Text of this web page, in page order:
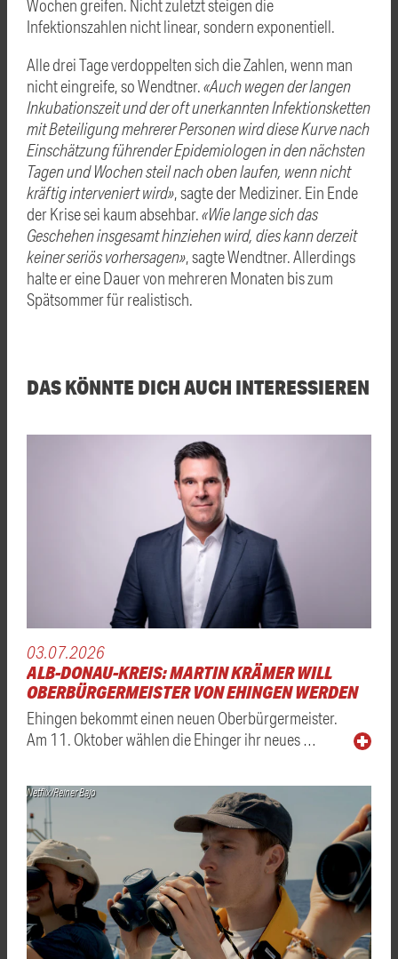
Wochen greifen. Nicht zuletzt steigen die
Infektionszahlen nicht linear, sondern exponentiell.
Alle drei Tage verdoppelten sich die Zahlen, wenn man
nicht eingreife, so Wendtner.«Auch wegen der langen
Inkubationszeit und der oft unerkannten Infektionsketten
mit Beteiligung mehrerer Personen wird diese Kurve nach
Einschätzung führender Epidemiologen in den nächsten
Tagen und Wochen steil nach oben laufen, wenn nicht
kräftig interveniert wird», sagte der Mediziner. Ein Ende
der Krise sei kaum absehbar.«Wie lange sich das
Geschehen insgesamt hinziehen wird, dies kann derzeit
keiner seriös vorhersagen», sagte Wendtner. Allerdings
halte er eine Dauer von mehreren Monaten bis zum
Spätsommer für realistisch.
DAS KÖNNTE DICH AUCH INTERESSIEREN
03.07.2026
ALB-DONAU-KREIS: MARTIN KRÄMER WILL
OBERBÜRGERMEISTER VON EHINGEN WERDEN
Ehingen bekommt einen neuen Oberbürgermeister.
Am 11. Oktober wählen die Ehinger ihr neues …
Netflix/Reiner Bajo